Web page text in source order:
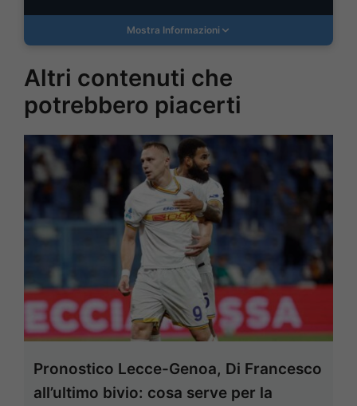
Mostra Informazioni
Altri contenuti che
potrebbero piacerti
Pronostico Lecce-Genoa, Di Francesco
all’ultimo bivio: cosa serve per la